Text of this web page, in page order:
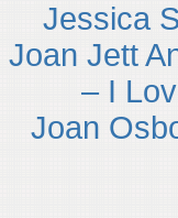
Jessica
Joan Jett
– I
Joan